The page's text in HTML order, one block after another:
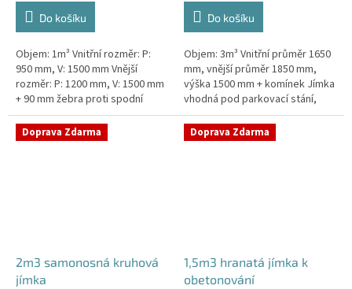
Do košíku
Objem: 1m³ Vnitřní rozměr: P:
950 mm, V: 1500 mm Vnější
rozměr: P: 1200 mm, V: 1500 mm
+ 90 mm žebra proti spodní
vodě + komínek Jímka do míst s
vysokou hladinou spodní vody
–...
Do košíku
Objem: 3m³ Vnitřní průměr 1650
mm, vnější průměr 1850 mm,
výška 1500 mm + komínek Jímka
vhodná pod parkovací stání,
komunikace i terasy Průměr
přítoku specifikujte v...
Doprava Zdarma
2m3 samonosná kruhová
jímka
Doprava Zdarma
1,5m3 hranatá jímka k
obetonování